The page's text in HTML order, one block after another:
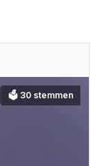
🗳 30 stemmen